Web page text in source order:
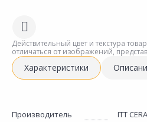
Действительный цвет и текстура
отличаться от изображений,
Характеристики
Производитель ITT